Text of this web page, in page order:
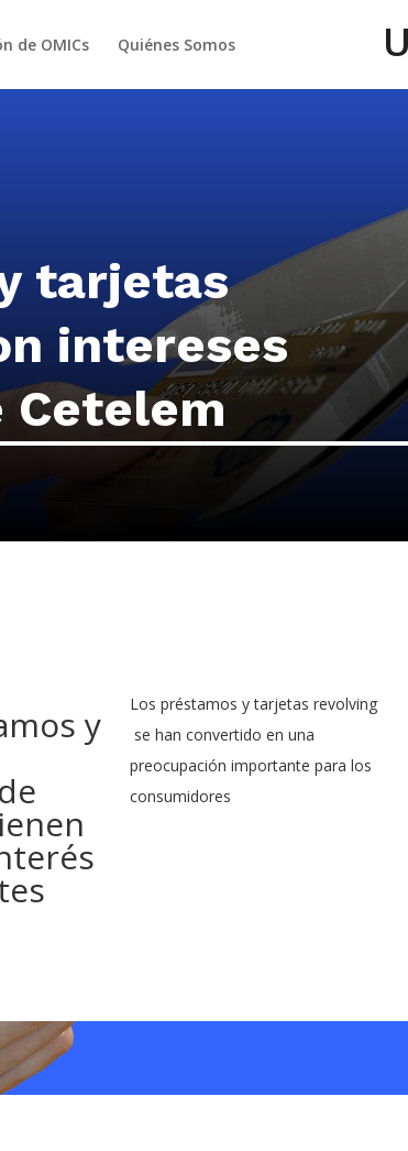
de OMICs Quiénes Somos
tarjetas
intereses
Cetelem
y
Los préstamos y tarjetas revolving
se han convertido en una
preocupación importante para los
consumidores